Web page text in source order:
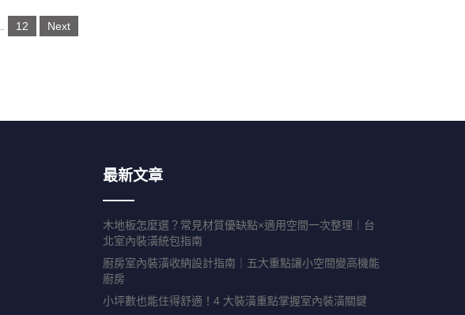
12 Next
最新文章
木地板怎麼選？常見材質優缺點×適用空間一次整理｜台
北室內裝潢統包指南
廚房室內裝潢收納設計指南｜五大重點讓小空間變高機能
廚房
小坪數也能住得舒適！4 大裝潢重點掌握室內裝潢關鍵